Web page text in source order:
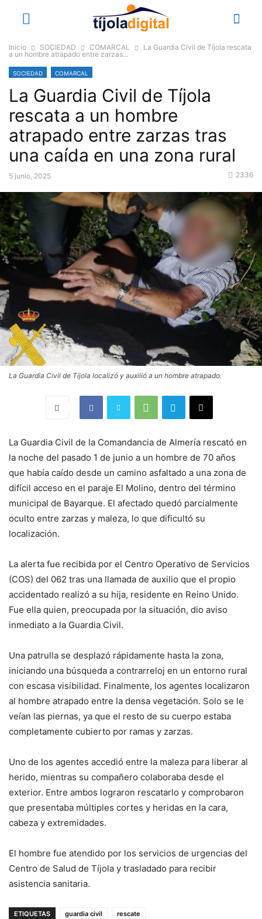
Inicio SOCIEDAD COMARCAL
La Guardia Civil de Tíjola rescata
a un hombre atrapado entre zarzas...
SOCIEDAD COMARCAL
La Guardia Civil de Tíjola
rescata a un hombre
atrapado entre zarzas tras
una caída en una zona rural
5 junio, 2025 2336
La Guardia Civil de Tíjola localizó y auxilió a un hombre atrapado.
La Guardia Civil de la Comandancia de Almería rescató en
la noche del pasado 1 de junio a un hombre de 70 años
que había caído desde un camino asfaltado a una zona de
difícil acceso en el paraje El Molino, dentro del término
municipal de Bayarque. El afectado quedó parcialmente
oculto entre zarzas y maleza, lo que dificultó su
localización.
La alerta fue recibida por el Centro Operativo de Servicios
(COS) del 062 tras una llamada de auxilio que el propio
accidentado realizó a su hija, residente en Reino Unido.
Fue ella quien, preocupada por la situación, dio aviso
inmediato a la Guardia Civil.
Una patrulla se desplazó rápidamente hasta la zona,
iniciando una búsqueda a contrarreloj en un entorno rural
con escasa visibilidad. Finalmente, los agentes localizaron
al hombre atrapado entre la densa vegetación. Solo se le
veían las piernas, ya que el resto de su cuerpo estaba
completamente cubierto por ramas y zarzas.
Uno de los agentes accedió entre la maleza para liberar al
herido, mientras su compañero colaboraba desde el
exterior. Entre ambos lograron rescatarlo y comprobaron
que presentaba múltiples cortes y heridas en la cara,
cabeza y extremidades.
El hombre fue atendido por los servicios de urgencias del
Centro de Salud de Tíjola y trasladado para recibir
asistencia sanitaria.
ETIQUETAS guardia civil rescate